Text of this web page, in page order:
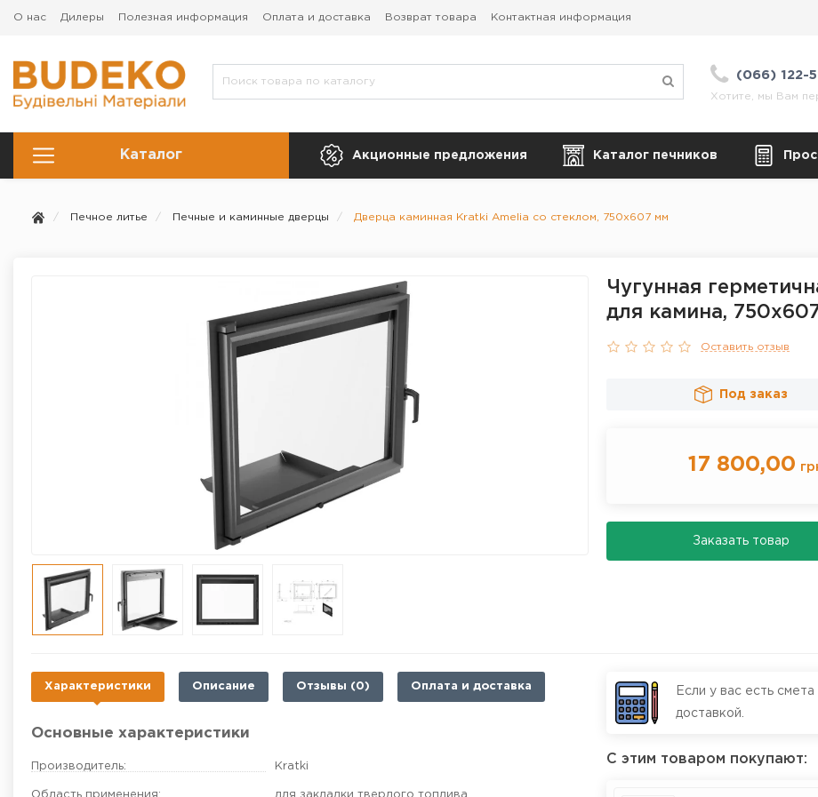
О нас Дилеры Полезная информация Оплата и доставка Возврат товара Контактная информация
(066) 122-
Хотите, мы Вам
Каталог Акционные предложения Каталог печников
Печное литье Печные и каминные дверцы Дверца каминная Kratki Amelia со стеклом, 750х607 мм
Чугунная
для камина,
Оставить отзыв
Под заказ
17 800,00
Заказать товар
Характеристики Описание Отзывы (0) Оплата и доставка
Основные характеристики
Производитель: Kratki
Область применения: для закладки твердого топлива
Если у вас есть
доставкой.
С этим товаром покупают: